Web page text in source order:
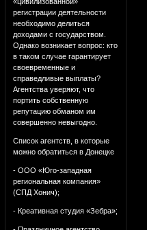
регистрации деятельности
необходимо делиться
доходами с государством.
Однако возникает вопрос: кто
в таком случае гарантирует
своевременные и
справедливые выплаты?
Агентства уверяют, что
портить собственную
репутацию обманом им
совершенно невыгодно.
Список агентств, в которые
можно обратиться в Донецке
- ООО «Юго-западная
региональная компания»
(СПД Хонич);
- Креативная студия «Зебра»;